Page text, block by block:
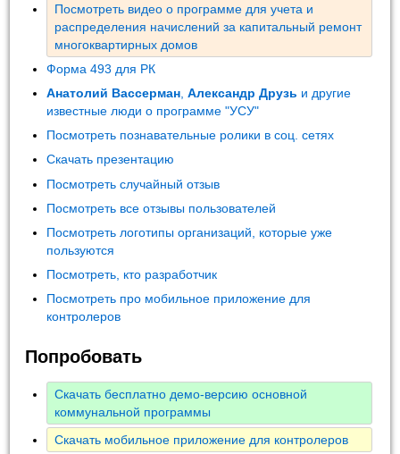
Посмотреть видео о программе для учета и
распределения начислений за капитальный ремонт
многоквартирных домов
Форма 493 для РК
Анатолий Вассерман ,Александр Друзь и другие
известные люди о программе "УСУ"
Посмотреть познавательные ролики в соц. сетях
Скачать презентацию
Посмотреть случайный отзыв
Посмотреть все отзывы пользователей
Посмотреть логотипы организаций, которые уже
пользуются
Посмотреть, кто разработчик
Посмотреть про мобильное приложение для
контролеров
Попробовать
Скачать бесплатно демо-версию основной
коммунальной программы
Скачать мобильное приложение для контролеров